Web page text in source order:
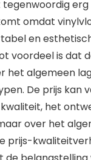
erg
omdat
en
voordeel is dat
het algemeen
De prijs kan
het
over het
prijs-